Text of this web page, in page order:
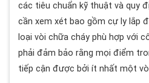
các tiêu chuẩn kỹ thuật và quy
cần xem xét bao gồm cự ly lắp
loại vòi chữa cháy phù hợp với
phải đảm bảo rằng mọi điểm
tiếp cận được bởi ít nhất một